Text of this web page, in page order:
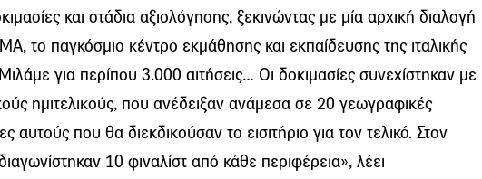
και στάδια αξιολόγησης, ξεκινώντας με μία αρχική διαλογή
το παγκόσμιο κέντρο εκμάθησης και εκπαίδευσης της ιταλικής
για περίπου 3.000 αιτήσεις… Οι δοκιμασίες συνεχίστηκαν με
ημιτελικούς, που ανέδειξαν ανάμεσα σε 20 γεωγραφικές
αυτούς που θα διεκδικούσαν το εισιτήριο για τον τελικό. Στον
10 φιναλίστ από κάθε περιφέρεια», λέει